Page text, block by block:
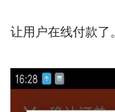
让用户在线付款了。